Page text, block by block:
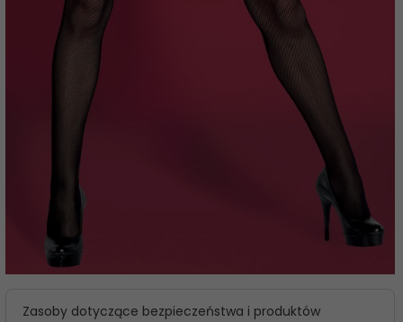
Zasoby dotyczące bezpieczeństwa i produktów